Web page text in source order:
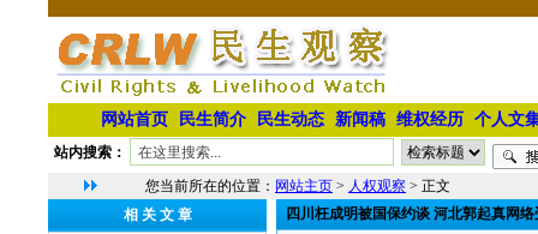
网站首页 民生简介 民生动态 新闻稿 维权经历 个人文
站内搜索：
您当前所在的位置： 网站主页 > 人权观察 > 正文
相 关 文 章
四川枉成明被国保约谈 河北郭起真网络